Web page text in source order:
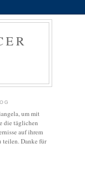
um mit
die täglichen
auf ihrem
teilen. Danke für